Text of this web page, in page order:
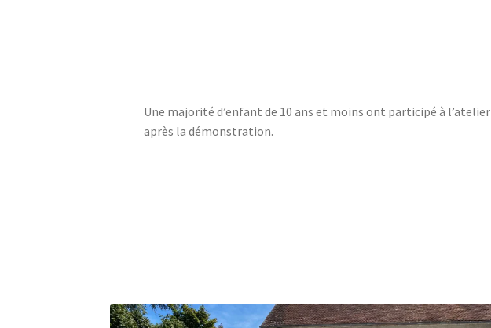
Une majorité d’enfant de 10 ans et moins ont participé à l’atelier
après la démonstration.